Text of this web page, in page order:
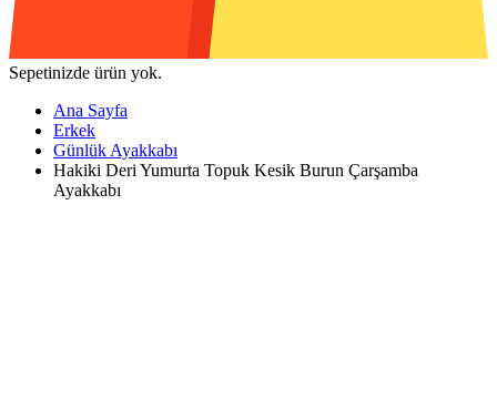
Sepetinizde ürün yok.
Ana Sayfa
Erkek
Günlük Ayakkabı
Hakiki Deri Yumurta Topuk Kesik Burun Çarşamba
Ayakkabı